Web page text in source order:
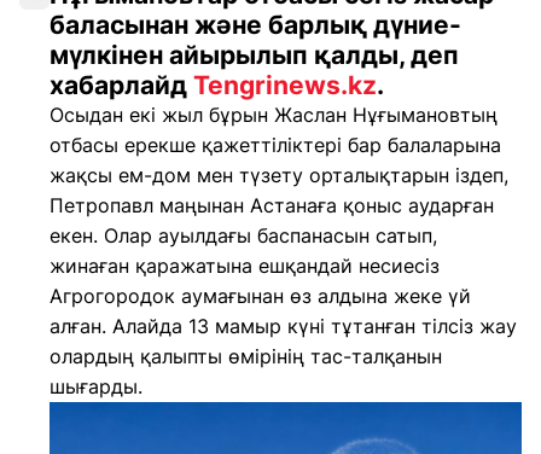
баласынан және барлық дүние-
мүлкінен айырылып қалды, деп
хабарлайд Tengrinews.kz.
Осыдан екі жыл бұрын Жаслан Нұғымановтың
отбасы ерекше қажеттіліктері бар балаларына
жақсы ем-дом мен түзету орталықтарын іздеп,
Петропавл маңынан Астанаға қоныс аударған
екен. Олар ауылдағы баспанасын сатып,
жинаған қаражатына ешқандай несиесіз
Агрогородок аумағынан өз алдына жеке үй
алған. Алайда 13 мамыр күні тұтанған тілсіз жау
олардың қалыпты өмірінің тас-талқанын
шығарды.